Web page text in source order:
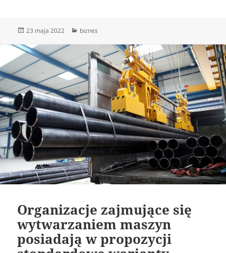
Data
23 maja 2022 Kategorie
biznes
Organizacje zajmujące się
wytwarzaniem maszyn
posiadają w propozycji